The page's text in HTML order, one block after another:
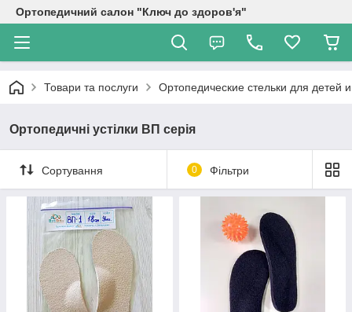
Ортопедичний салон "Ключ до здоров'я"
Товари та послуги Ортопедические стельки для детей
Ортопедичні устілки ВП серія
Сортування 0 Фільтри